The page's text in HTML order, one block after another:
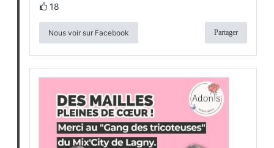
18
Nous voir sur Facebook Partager